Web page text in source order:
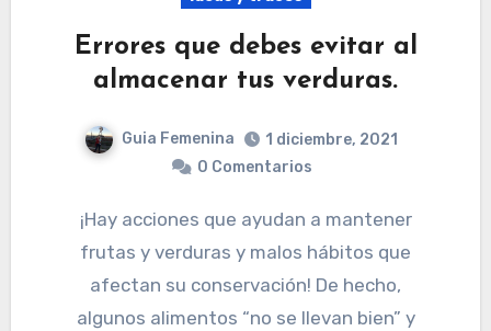
Errores que debes evitar al
almacenar tus verduras.
Guia Femenina
1 diciembre, 2021
0 Comentarios
¡Hay acciones que ayudan a mantener
frutas y verduras y malos hábitos que
afectan su conservación! De hecho,
algunos alimentos “no se llevan bien” y